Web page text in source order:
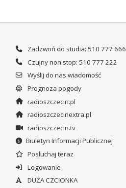
Zadzwoń do studia: 510 777 666
Czujny non stop: 510 777 222
Wyślij do nas wiadomość
Prognoza pogody
radioszczecin.pl
radioszczecinextra.pl
radioszczecin.tv
Biuletyn Informacji Publicznej
Posłuchaj teraz
Logowanie
DUŻA CZCIONKA